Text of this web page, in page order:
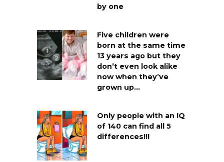
by one
Five children were
born at the same time
13 years ago but they
don’t even look alike
now when they’ve
grown up…
Only people with an IQ
of 140 can find all 5
differences!!!